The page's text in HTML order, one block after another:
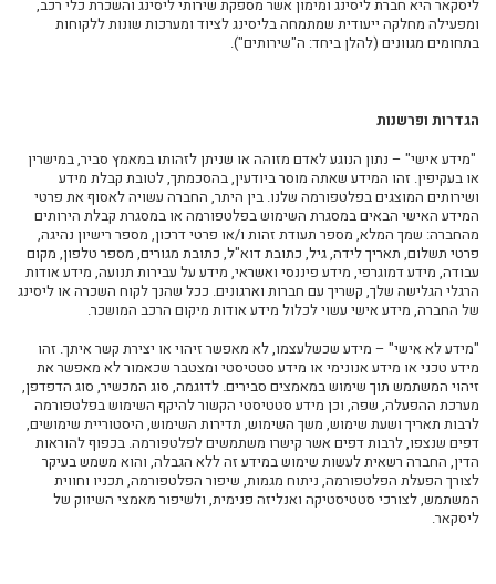
ליסקאר היא חברת ליסינג ומימון אשר מספקת שירותי ליסינג והשכרת כלי רכב,
ומפעילה מחלקה ייעודית שמתמחה בליסינג לציוד ומערכות שונות ללקוחות
בתחומים מגוונים (להלן ביחד: ה"שירותים").
הגדרות ופרשנות
"מידע אישי" – נתון הנוגע לאדם מזוהה או שניתן לזהותו במאמץ סביר, במישרין
או בעקיפין. זהו המידע שאתה מוסר ביודעין, בהסכמתך, לטובת קבלת מידע
ושירותים המוצגים בפלטפורמה שלנו. בין היתר, החברה עשויה לאסוף את פרטי
המידע האישי הבאים במסגרת השימוש בפלטפורמה או במסגרת קבלת הירותים
מהחברה: שמך המלא, מספר תעודת זהות ו/או פרטי דרכון, מספר רישיון נהיגה,
פרטי תשלום, תאריך לידה, גיל, כתובת דוא"ל, כתובת מגורים, מספר טלפון, מקום
עבודה, מידע דמוגרפי, מידע פיננסי ואשראי, מידע על עבירות תנועה, מידע אודות
הרגלי הגלישה שלך, קשריך עם חברות וארגונים. ככל שהנך לקוח השכרה או ליסינג
של החברה, מידע אישי עשוי לכלול מידע אודות מיקום הרכב המושכר.
"מידע לא אישי" – מידע שכשלעצמו, לא מאפשר זיהוי או יצירת קשר איתך. זהו
מידע טכני או מידע אנונימי או מידע סטטיסטי ומצטבר שכאמור לא מאפשר את
זיהוי המשתמש תוך שימוש במאמצים סבירים. לדוגמה, סוג המכשיר, סוג הדפדפן,
מערכת ההפעלה, שפה, וכן מידע סטטיסטי הקשור להיקף השימוש בפלטפורמה
לרבות תאריך ושעת שימוש, משך השימוש, תדירות השימוש, היסטוריית שימושים,
דפים שנצפו, לרבות דפים אשר קישרו משתמשים לפלטפורמה. בכפוף להוראות
הדין, החברה רשאית לעשות שימוש במידע זה ללא הגבלה, והוא משמש בעיקר
לצורך הפעלת הפלטפורמה, ניתוח מגמות, שיפור הפלטפורמה, תכניו וחווית
המשתמש, לצורכי סטטיסטיקה ואנליזה פנימית, ולשיפור מאמצי השיווק של
ליסקאר.